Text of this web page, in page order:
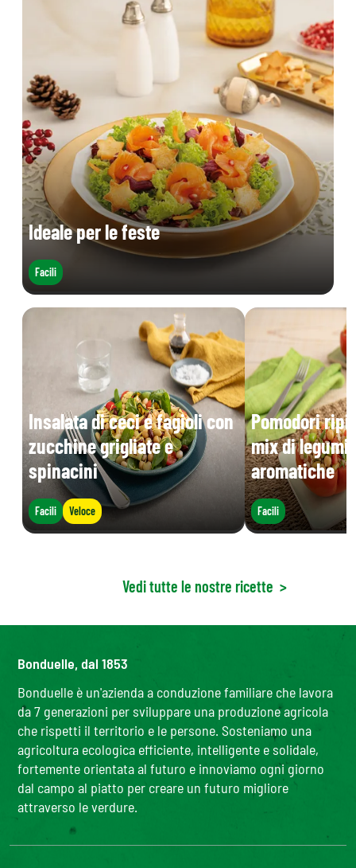
Ideale per le feste
Facili
Insalata di ceci e fagioli con
zucchine grigliate e
spinacini
Facili Veloce
Pomodori
mix di legumi
aromatiche
Facili
Vedi tutte le nostre ricette >
Bonduelle, dal 1853
Bonduelle è un'azienda a conduzione familiare che lavora
da 7 generazioni per sviluppare una produzione agricola
che rispetti il territorio e le persone. Sosteniamo una
agricoltura ecologica efficiente, intelligente e solidale,
fortemente orientata al futuro e innoviamo ogni giorno
dal campo al piatto per creare un futuro migliore
attraverso le verdure.